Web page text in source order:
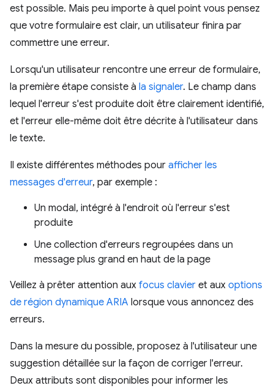
est possible. Mais peu importe à quel point vous pensez
que votre formulaire est clair, un utilisateur finira par
commettre une erreur.
Lorsqu'un utilisateur rencontre une erreur de formulaire,
la première étape consiste à la signaler. Le champ dans
lequel l'erreur s'est produite doit être clairement identifié,
et l'erreur elle-même doit être décrite à l'utilisateur dans
le texte.
Il existe différentes méthodes pour afficher les
messages d'erreur, par exemple :
Un modal, intégré à l'endroit où l'erreur s'est
produite
Une collection d'erreurs regroupées dans un
message plus grand en haut de la page
Veillez à prêter attention aux focus clavier et aux options
de région dynamique ARIA lorsque vous annoncez des
erreurs.
Dans la mesure du possible, proposez à l'utilisateur une
suggestion détaillée sur la façon de corriger l'erreur.
Deux attributs sont disponibles pour informer les